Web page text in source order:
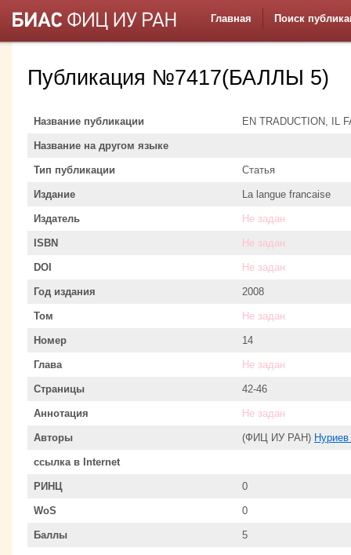
Главная Поиск
Публикация №7417(БАЛЛЫ 5)
Название публикации EN TRADUCTION, IL
Название на другом языке
Тип публикации Статья
Издание La langue francaise
Издатель Не задан
ISBN Не задан
DOI Не задан
Год издания 2008
Том Не задан
Номер 14
Глава Не задан
Страницы 42-46
Аннотация Не задан
Авторы (ФИЦ ИУ РАН)
ссылка в Internet
РИНЦ 0
WoS 0
Баллы 5